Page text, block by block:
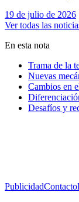
19 de julio de 2026
Ver todas las
En esta nota
Trama de la
Nuevas
Cambios en
Desafíos y
PublicidadContacto